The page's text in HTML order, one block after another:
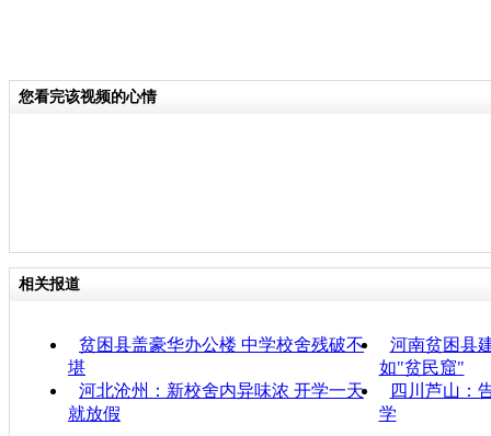
您看完该视频的心情
相关报道
贫困县盖豪华办公楼 中学校舍残破不
堪
河南贫困县
如"贫民窟"
河北沧州：新校舍内异味浓 开学一天
就放假
四川芦山：
学